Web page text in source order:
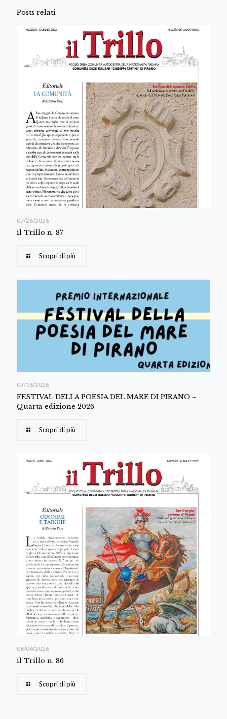
Posts relati
07/26/2026
il Trillo n. 87
Scopri di più
07/16/2026
FESTIVAL DELLA POESIA DEL MARE DI PIRANO –
Quarta edizione 2026
Scopri di più
06/04/2026
il Trillo n. 86
Scopri di più